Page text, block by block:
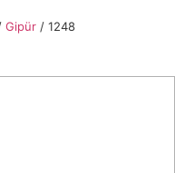
Gipür / 1248